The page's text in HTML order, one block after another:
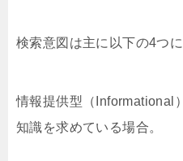
検索意図は主に以下の4つ
情報提供型（Informational
知識を求めている場合。